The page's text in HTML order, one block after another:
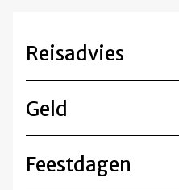
Reisadvies
Geld
Feestdagen